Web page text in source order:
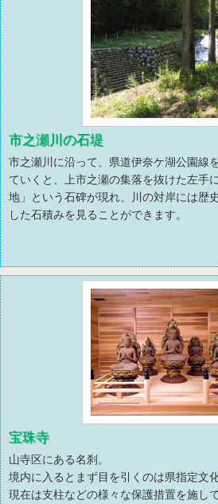
市之瀬川の石堤
市之瀬川に沿って、県道伊奈ケ湖公園線
ていくと、上市之瀬の集落を抜けた左手
地」という石碑が現れ、川の対岸には歴
した石積みを見ることができます。
宝珠寺
山寺区にある名刹。
境内に入るとまず目を引くのは県指定文
現在は支柱などの様々な保護措置を施し